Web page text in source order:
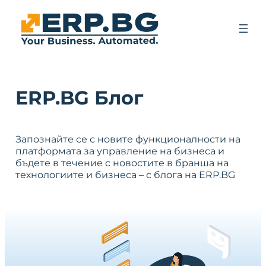
ERP.BG Блог
Запознайте се с новите функционалности на
платформата за управление на бизнеса и
бъдете в течение с новостите в бранша на
технологиите и бизнеса – с блога на ERP.BG